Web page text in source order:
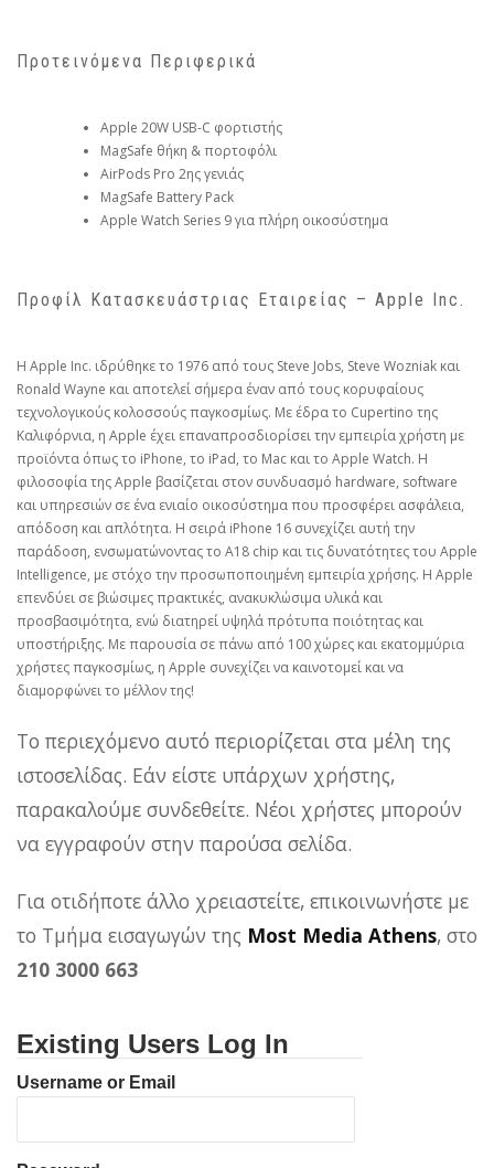
Προτεινόμενα Περιφερικά
Apple 20W USB-C φορτιστής
MagSafe θήκη & πορτοφόλι
AirPods Pro 2ης γενιάς
MagSafe Battery Pack
Apple Watch Series 9 για πλήρη οικοσύστημα
Προφίλ Κατασκευάστριας Εταιρείας – Apple Inc.
Η Apple Inc. ιδρύθηκε το 1976 από τους Steve Jobs, Steve Wozniak και
Ronald Wayne και αποτελεί σήμερα έναν από τους κορυφαίους
τεχνολογικούς κολοσσούς παγκοσμίως. Με έδρα το Cupertino της
Καλιφόρνια, η Apple έχει επαναπροσδιορίσει την εμπειρία χρήστη με
προϊόντα όπως το iPhone, το iPad, το Mac και το Apple Watch. Η
φιλοσοφία της Apple βασίζεται στον συνδυασμό hardware, software
και υπηρεσιών σε ένα ενιαίο οικοσύστημα που προσφέρει ασφάλεια,
απόδοση και απλότητα. Η σειρά iPhone 16 συνεχίζει αυτή την
παράδοση, ενσωματώνοντας το A18 chip και τις δυνατότητες του Apple
Intelligence, με στόχο την προσωποποιημένη εμπειρία χρήσης. Η Apple
επενδύει σε βιώσιμες πρακτικές, ανακυκλώσιμα υλικά και
προσβασιμότητα, ενώ διατηρεί υψηλά πρότυπα ποιότητας και
υποστήριξης. Με παρουσία σε πάνω από 100 χώρες και εκατομμύρια
χρήστες παγκοσμίως, η Apple συνεχίζει να καινοτομεί και να
διαμορφώνει το μέλλον της!
Το περιεχόμενο αυτό περιορίζεται στα μέλη της
ιστοσελίδας. Εάν είστε υπάρχων χρήστης,
παρακαλούμε συνδεθείτε. Νέοι χρήστες μπορούν
να εγγραφούν στην παρούσα σελίδα.
Για οτιδήποτε άλλο χρειαστείτε, επικοινωνήστε με
το Τμήμα εισαγωγών της Most Media Athens, στο
210 3000 663
Existing Users Log In
Username or Email